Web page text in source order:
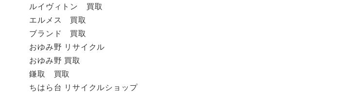
ルイヴィトン 買取
エルメス 買取
ブランド 買取
おゆみ野 リサイクル
おゆみ野 買取
鎌取 買取
ちはら台 リサイクルショップ